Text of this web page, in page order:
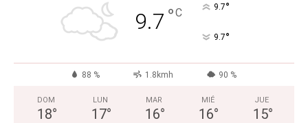
9.7 °C 9.7°
9.7°
88 % 1.8kmh 90 %
DOM
18°
LUN
17°
MAR
16°
MIÉ
16°
JUE
15°